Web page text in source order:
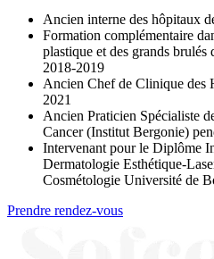
Ancien interne des hôpitaux
Formation complémentaire
plastique et des grands
2018-2019
Ancien Chef de Clinique des
2021
Ancien Praticien Spécialiste
Cancer (Institut Bergonie)
Intervenant pour le Diplôme
Dermatologie Esthétique-
Cosmétologie Université de
Prendre rendez-vous